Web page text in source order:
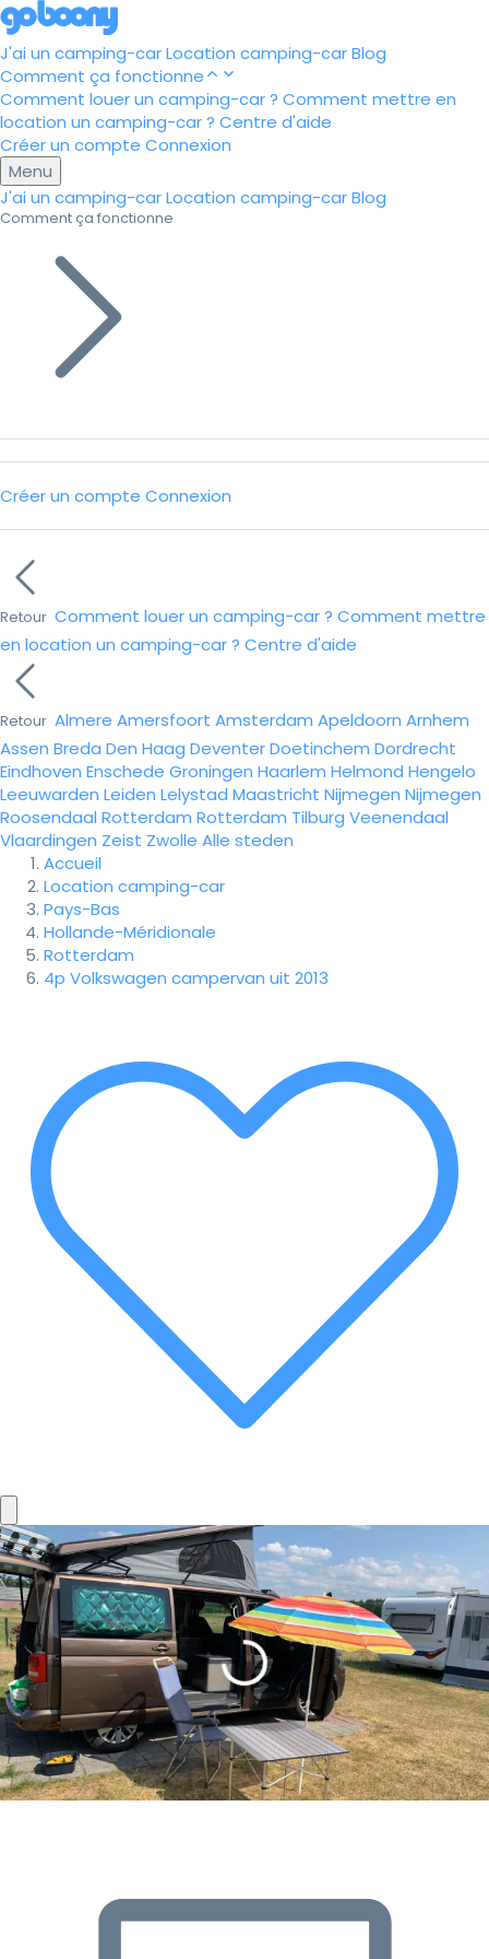
J'ai un camping-carLocation camping-carBlog
Comment ça fonctionne
Comment louer un camping-car ? Comment mettre en
location un camping-car ? Centre d'aide
Créer un compte Connexion
Menu
J'ai un camping-carLocation camping-carBlog
Comment ça fonctionne
Créer un compte Connexion
Retour Comment louer un camping-car ? Comment mettre
en location un camping-car ? Centre d'aide
Retour Almere Amersfoort Amsterdam Apeldoorn Arnhem
Assen Breda Den Haag DeventerDoetinchem Dordrecht
Eindhoven Enschede Groningen Haarlem Helmond Hengelo
Leeuwarden Leiden Lelystad Maastricht Nijmegen Nijmegen
Roosendaal Rotterdam Rotterdam Tilburg Veenendaal
Vlaardingen Zeist Zwolle Alle steden
Accueil
Location camping-car
Pays-Bas
Hollande-Méridionale
Rotterdam
4p Volkswagen campervan uit 2013